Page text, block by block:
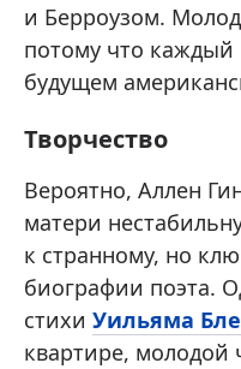
и Берроузом.
потому что каждый
будущем
Творчество
Вероятно, Аллен
матери
к странному, но
биографии поэта.
стихи Уильяма
квартире, молодой